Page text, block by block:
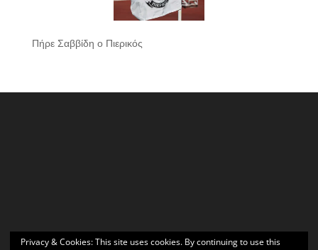
Πήρε Σαββίδη ο Πιερικός
Privacy & Cookies: This site uses cookies. By continuing to use this